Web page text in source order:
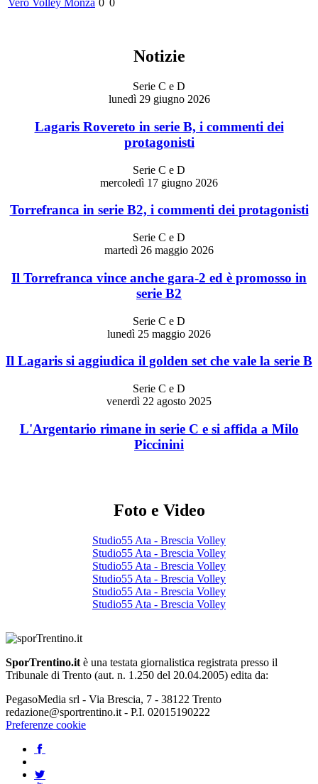
Vero Volley Monza 0 0
Notizie
Serie C e D
lunedì 29 giugno 2026
Lagaris Rovereto in serie B, i commenti dei
protagonisti
Serie C e D
mercoledì 17 giugno 2026
Torrefranca in serie B2, i commenti dei protagonisti
Serie C e D
martedì 26 maggio 2026
Il Torrefranca vince anche gara-2 ed è promosso in
serie B2
Serie C e D
lunedì 25 maggio 2026
Il Lagaris si aggiudica il golden set che vale la serie B
Serie C e D
venerdì 22 agosto 2025
L'Argentario rimane in serie C e si affida a Milo
Piccinini
Foto e Video
Studio55 Ata - Brescia Volley
Studio55 Ata - Brescia Volley
Studio55 Ata - Brescia Volley
Studio55 Ata - Brescia Volley
Studio55 Ata - Brescia Volley
Studio55 Ata - Brescia Volley
SporTrentino.it è una testata giornalistica registrata presso il
Tribunale di Trento (aut. n. 1.250 del 20.04.2005) edita da:
PegasoMedia srl - Via Brescia, 7 - 38122 Trento
redazione@sportrentino.it - P.I. 02015190222
Preferenze cookie